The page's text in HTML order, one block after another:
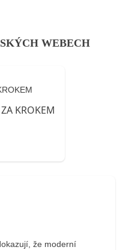
WEBECH
že moderní